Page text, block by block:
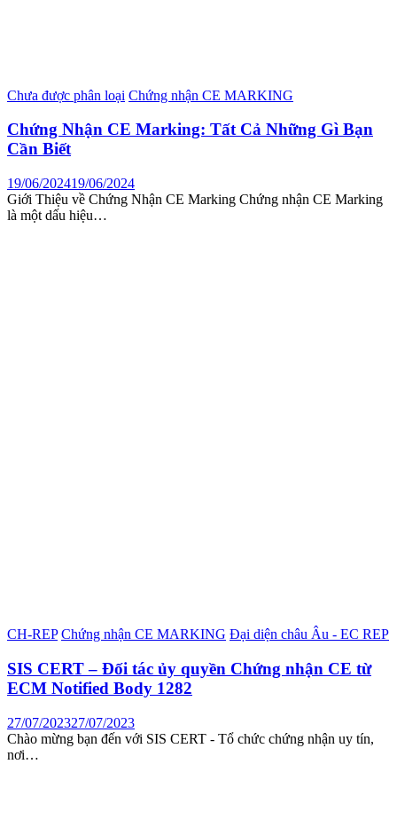
Chưa được phân loại Chứng nhận CE MARKING
Chứng Nhận CE Marking: Tất Cả Những Gì Bạn
Cần Biết
19/06/202419/06/2024
Giới Thiệu về Chứng Nhận CE Marking Chứng nhận CE Marking
là một dấu hiệu…
CH-REP Chứng nhận CE MARKING Đại diện châu Âu - EC REP
SIS CERT – Đối tác ủy quyền Chứng nhận CE từ
ECM Notified Body 1282
27/07/202327/07/2023
Chào mừng bạn đến với SIS CERT - Tổ chức chứng nhận uy tín,
nơi…